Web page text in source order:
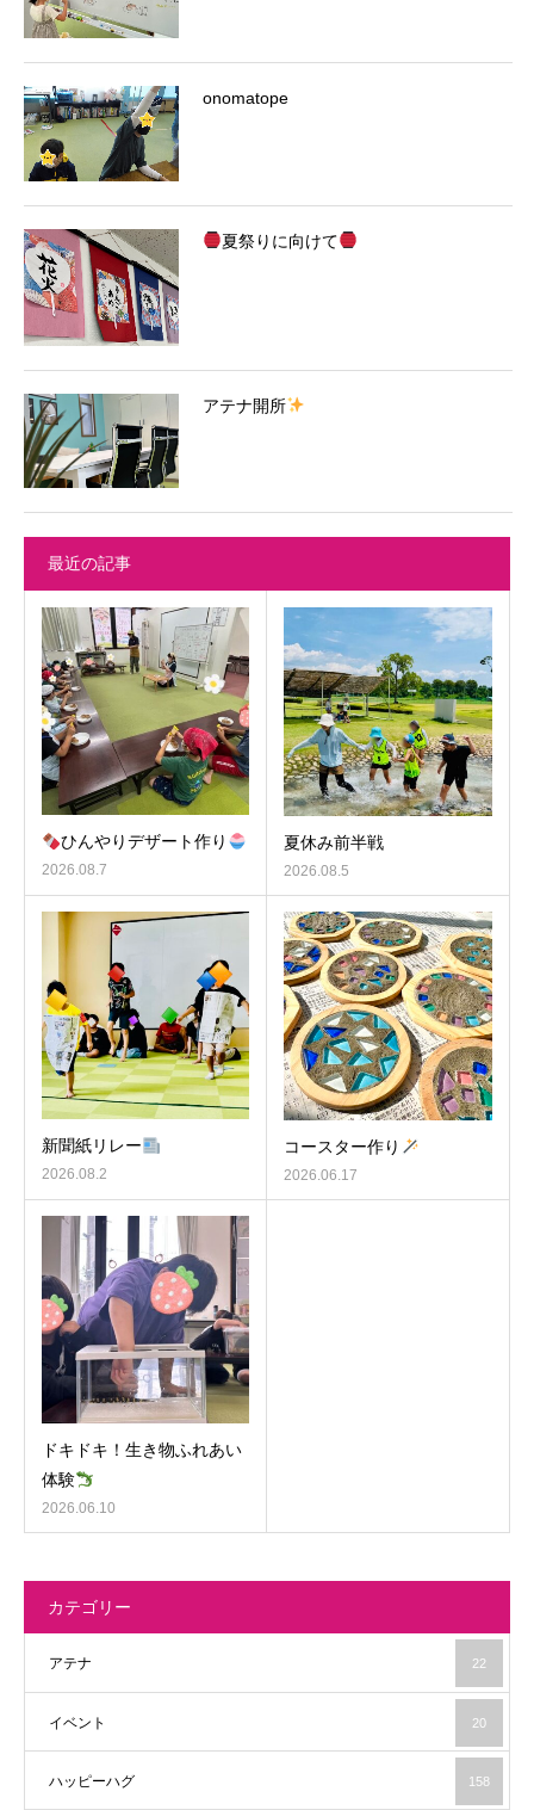
onomatope
夏祭りに向けて
アテナ開所
最近の記事
ひんやりデザート作り
2026.08.7
夏休み前半戦
2026.08.5
新聞紙リレー
2026.08.2
コースター作り
2026.06.17
ドキドキ！生き物ふれあい
体験
2026.06.10
カテゴリー
アテナ 22
イベント 20
ハッピーハグ 158